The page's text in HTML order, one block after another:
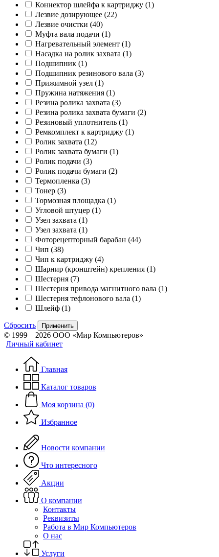
Коннектор шлейфа к картриджу (1)
Лезвие дозирующее (22)
Лезвие очистки (40)
Муфта вала подачи (1)
Нагревательный элемент (1)
Насадка на ролик захвата (1)
Подшипник (1)
Подшипник резинового вала (3)
Прижимной узел (1)
Пружина натяжения (1)
Резина ролика захвата (3)
Резина ролика захвата бумаги (2)
Резиновый уплотнитель (1)
Ремкомплект к картриджу (1)
Ролик захвата (12)
Ролик захвата бумаги (1)
Ролик подачи (3)
Ролик подачи бумаги (2)
Термопленка (3)
Тонер (3)
Тормозная площадка (1)
Угловой штуцер (1)
Узел захвата (1)
Узел захвата (1)
Фоторецепторный барабан (44)
Чип (38)
Чип к картриджу (4)
Шарнир (кронштейн) крепления (1)
Шестерня (7)
Шестерня привода магнитного вала (1)
Шестерня тефлонового вала (1)
Шлейф (1)
Сбросить Применить
© 1999—2026 ООО «Мир Компьютеров»
Личный кабинет
Главная
Каталог товаров
Моя корзина (0)
Избранное
Новости компании
Что интересного
Акции
О компании
Контакты
Реквизиты
Работа в Мир Компьютеров
О нас
Услуги